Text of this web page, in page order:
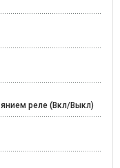
реле (Вкл/Выкл)